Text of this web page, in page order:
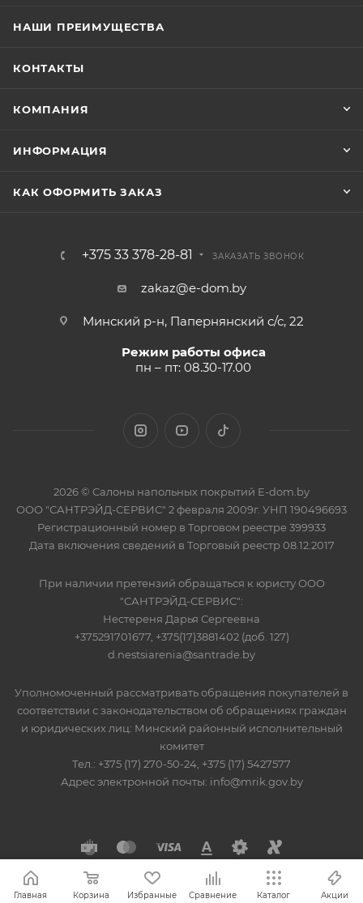
НАШИ ПРЕИМУЩЕСТВА
КОНТАКТЫ
КОМПАНИЯ
ИНФОРМАЦИЯ
КАК ОФОРМИТЬ ЗАКАЗ
+375 33 378-28-81 ЗАКАЗАТЬ ЗВОНОК
zakaz@e-dom.by
Минский р-н, Папернянский с/с, 22
Режим работы офиса
пн – пт: 08.30-17.00
2026 © Салоны напольных покрытий E-dom.by
ООО "САНТРЭЙД-СЕРВИС" 2 февраля 2009г. УНП 190496693
Регистрационный номер в Торговом реестре 399933
Дата включения сведений в Торговый реестр 08.12.2017
При наличии претензий обращаться к юристу ООО
"САНТРЭЙД-СЕРВИС":
Нестереня Дарья Сергеевна
+375291701677, +375(17)3881402 (доб. 127)
d.nestsiarenia@santrade.by
Уполномоченный рассматривать обращения покупателей в
соответствии с законодательством об обращениях граждан
и юридических лиц: Минский районный исполнительный
комитет
Тел.: +375 (17) 270-50-24, +375 (17) 5427577
Адрес электронной почты: info@mrik.gov.by
Главная Корзина Избранные Сравнение Каталог Акции